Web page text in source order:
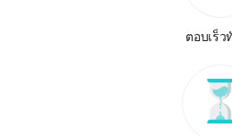
ตอบเร็ว